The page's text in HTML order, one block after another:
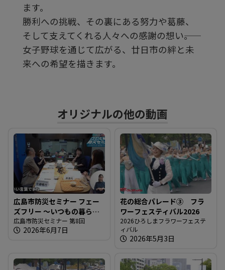
生
る
ます。
勝利への挑戦、その裏にある努力や葛藤、
そして支えてくれる人々への感謝の想い――。
女子野球を通じて広がる、廿日市の絆と未
来への希望を描きます。
オリジナルの他の動画
広島市防災セミナー フェー
ズフリー 〜いつもの暮らし
をもしもの支えに〜
広島市防災セミナー 第8回
2026年6月7日
花の総合パレード③ フラ
ワーフェスティバル2026
2026ひろしまフラワーフェステ
ィバル
2026年5月3日